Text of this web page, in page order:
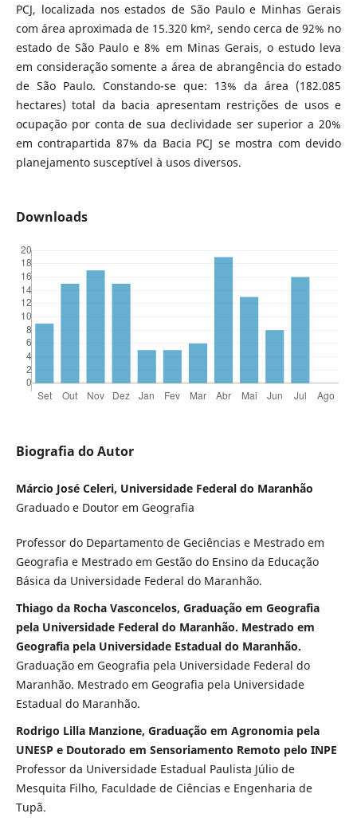
PCJ, localizada nos estados de São Paulo e Minhas Gerais
com área aproximada de 15.320 km², sendo cerca de 92% no
estado de São Paulo e 8% em Minas Gerais, o estudo leva
em consideração somente a área de abrangência do estado
de São Paulo. Constando-se que: 13% da área (182.085
hectares) total da bacia apresentam restrições de usos e
ocupação por conta de sua declividade ser superior a 20%
em contrapartida 87% da Bacia PCJ se mostra com devido
planejamento susceptível à usos diversos.
Downloads
Biografia do Autor
Márcio José Celeri, Universidade Federal do Maranhão
Graduado e Doutor em Geografia
Professor do Departamento de Geciências e Mestrado em
Geografia e Mestrado em Gestão do Ensino da Educação
Básica da Universidade Federal do Maranhão.
Thiago da Rocha Vasconcelos, Graduação em Geografia
pela Universidade Federal do Maranhão. Mestrado em
Geografia pela Universidade Estadual do Maranhão.
Graduação em Geografia pela Universidade Federal do
Maranhão. Mestrado em Geografia pela Universidade
Estadual do Maranhão.
Rodrigo Lilla Manzione, Graduação em Agronomia pela
UNESP e Doutorado em Sensoriamento Remoto pelo INPE
Professor da Universidade Estadual Paulista Júlio de
Mesquita Filho, Faculdade de Ciências e Engenharia de
Tupã.